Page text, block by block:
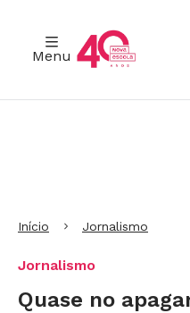
Menu
Início Jornalismo
Jornalismo
Quase no